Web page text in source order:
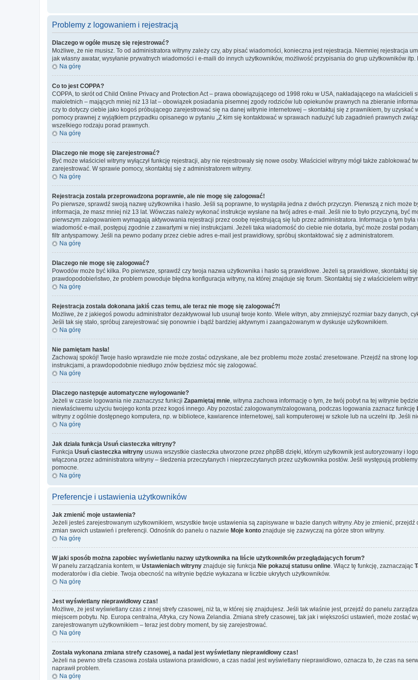
Problemy z logowaniem i rejestracją
Dlaczego w ogóle muszę się rejestrować?
Możliwe, że nie musisz. To od administratora witryny zależy czy, aby pisać wiadomości, konieczna jest rejestracja. Niemniej rejestracja
jak własny awatar, wysyłanie prywatnych wiadomości i e-maili do innych użytkowników, możliwość przypisania do grup użytkowników
Na górę
Co to jest COPPA?
COPPA, to skrót od Child Online Privacy and Protection Act – prawa obowiązującego od 1998 roku w USA, nakładającego na
małoletnich – mających mniej niż 13 lat – obowiązek posiadania pisemnej zgody rodziców lub opiekunów prawnych na zbieranie
czy to dotyczy ciebie jako kogoś próbującego zarejestrować się na danej witrynie internetowej – skontaktuj się z prawnikiem, by uzyskać
pomocy prawnej z wyjątkiem przypadku opisanego w pytaniu „Z kim się kontaktować w sprawach nadużyć lub zagadnień prawnych
wszelkiego rodzaju porad prawnych.
Na górę
Dlaczego nie mogę się zarejestrować?
Być może właściciel witryny wyłączył funkcję rejestracji, aby nie rejestrowały się nowe osoby. Właściciel witryny mógł także
zarejestrować. W sprawie pomocy, skontaktuj się z administratorem witryny.
Na górę
Rejestracja została przeprowadzona poprawnie, ale nie mogę się zalogować!
Po pierwsze, sprawdź swoją nazwę użytkownika i hasło. Jeśli są poprawne, to wystąpiła jedna z dwóch przyczyn. Pierwszą z nich może
informacja, że masz mniej niż 13 lat. Wówczas należy wykonać instrukcje wysłane na twój adres e-mail. Jeśli nie to było przyczyną, być
pierwszym zalogowaniem wymagają aktywowania rejestracji przez osobę rejestrującą się lub przez administratora. Informacja o tym
wiadomość e-mail, postępuj zgodnie z zawartymi w niej instrukcjami. Jeżeli taka wiadomość do ciebie nie dotarła, być może został
filtr antyspamowy. Jeśli na pewno podany przez ciebie adres e-mail jest prawidłowy, spróbuj skontaktować się z administratorem.
Na górę
Dlaczego nie mogę się zalogować?
Powodów może być kilka. Po pierwsze, sprawdź czy twoja nazwa użytkownika i hasło są prawidłowe. Jeżeli są prawidłowe, skontaktuj
prawdopodobieństwo, że problem powoduje błędna konfiguracja witryny, na której znajduje się forum. Skontaktuj się z właścicielem
Na górę
Rejestracja została dokonana jakiś czas temu, ale teraz nie mogę się zalogować?!
Możliwe, że z jakiegoś powodu administrator dezaktywował lub usunął twoje konto. Wiele witryn, aby zmniejszyć rozmiar bazy danych,
Jeśli tak się stało, spróbuj zarejestrować się ponownie i bądź bardziej aktywnym i zaangażowanym w dyskusje użytkownikiem.
Na górę
Nie pamiętam hasła!
Zachowaj spokój! Twoje hasło wprawdzie nie może zostać odzyskane, ale bez problemu może zostać zresetowane. Przejdź na stronę
instrukcjami, a prawdopodobnie niedługo znów będziesz móc się zalogować.
Na górę
Dlaczego następuje automatyczne wylogowanie?
Jeżeli w czasie logowania nie zaznaczysz funkcji Zapamiętaj mnie , witryna zachowa informację o tym, że twój pobyt na tej witrynie
niewłaściwemu użyciu twojego konta przez kogoś innego. Aby pozostać zalogowanym/zalogowaną, podczas logowania zaznacz funkcję
witryny z ogólnie dostępnego komputera, np. w bibliotece, kawiarence internetowej, sali komputerowej w szkole lub na uczelni itp. Jeśli
Na górę
Jak działa funkcja Usuń ciasteczka witryny?
Funkcja Usuń ciasteczka witryny usuwa wszystkie ciasteczka utworzone przez phpBB dzięki, którym użytkownik jest autoryzowany i
włączona przez administratora witryny – śledzenia przeczytanych i nieprzeczytanych przez użytkownika postów. Jeśli występują
pomocne.
Na górę
Preferencje i ustawienia użytkowników
Jak zmienić moje ustawienia?
Jeżeli jesteś zarejestrowanym użytkownikiem, wszystkie twoje ustawienia są zapisywane w bazie danych witryny. Aby je zmienić,
zmian swoich ustawień i preferencji. Odnośnik do panelu o nazwie Moje konto znajduje się zazwyczaj na górze stron witryny.
Na górę
W jaki sposób można zapobiec wyświetlaniu nazwy użytkownika na liście użytkowników przeglądających forum?
W panelu zarządzania kontem, w Ustawieniach witryny znajduje się funkcja Nie pokazuj statusu online . Włącz tę funkcję, zaznaczając
moderatorów i dla ciebie. Twoja obecność na witrynie będzie wykazana w liczbie ukrytych użytkowników.
Na górę
Jest wyświetlany nieprawidłowy czas!
Możliwe, że jest wyświetlany czas z innej strefy czasowej, niż ta, w której się znajdujesz. Jeśli tak właśnie jest, przejdź do panelu
miejscem pobytu. Np. Europa centralna, Afryka, czy Nowa Zelandia. Zmiana strefy czasowej, tak jak i większości ustawień, może zostać
zarejestrowanym użytkownikiem – teraz jest dobry moment, by się zarejestrować.
Na górę
Została wykonana zmiana strefy czasowej, a nadal jest wyświetlany nieprawidłowy czas!
Jeżeli na pewno strefa czasowa została ustawiona prawidłowo, a czas nadal jest wyświetlany nieprawidłowo, oznacza to, że czas na
naprawił problem.
Na górę